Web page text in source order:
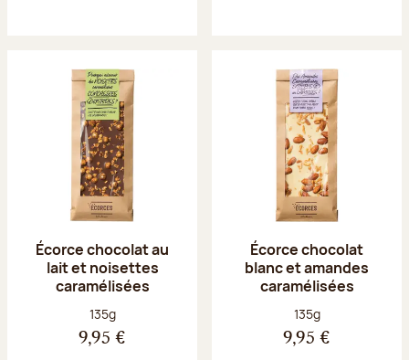
Écorce chocolat au
lait et noisettes
caramélisées
Poids net :
135g
9,95 €
Écorce chocolat
blanc et amandes
caramélisées
Poids net :
135g
9,95 €